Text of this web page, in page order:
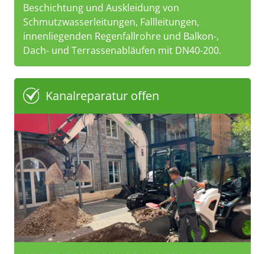
Beschichtung und Auskleidung von
Schmutzwasserleitungen, Fallleitungen,
innenliegenden Regenfallrohre und Balkon-,
Dach- und Terrassenabläufen mit DN40-200.
Kanalreparatur offen